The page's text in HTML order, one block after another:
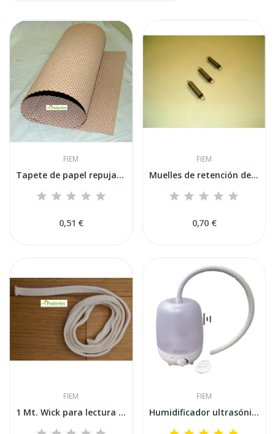
FIEM
Tapete de papel repujado Fiem de 40x60 cm para...
0,51 €
FIEM
Muelles de retención de huevos para incubadoras...
0,70 €
FIEM
1 Mt. Wick para lectura de humedad de bulbo...
FIEM
Humidificador ultrasónico automático FIEM...